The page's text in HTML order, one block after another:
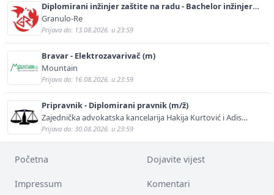
Diplomirani inžinjer zaštite na radu - Bachelor inžinjer
sigurnosti i pomoći (m/ž)
Granulo-Re
Prijava do: 13.08.2026. u 23:59
Bravar - Elektrozavarivač (m)
Mountain
Prijava do: 16.08.2026. u 23:59
Pripravnik - Diplomirani pravnik (m/ž)
Zajednička advokatska kancelarija Hakija Kurtović i Adis
Kurtović
Prijava do: 30.08.2026. u 23:59
Početna Dojavite vijest
Impressum Komentari